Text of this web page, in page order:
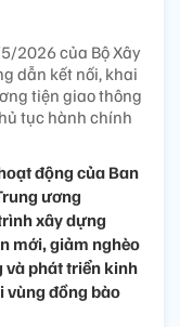
2026 của Bộ Xây
dẫn kết nối, khai
tiện giao thông
tục hành chính
động của Ban
ương
xây dựng
mới, giảm nghèo
và phát triển kinh
vùng đồng bào